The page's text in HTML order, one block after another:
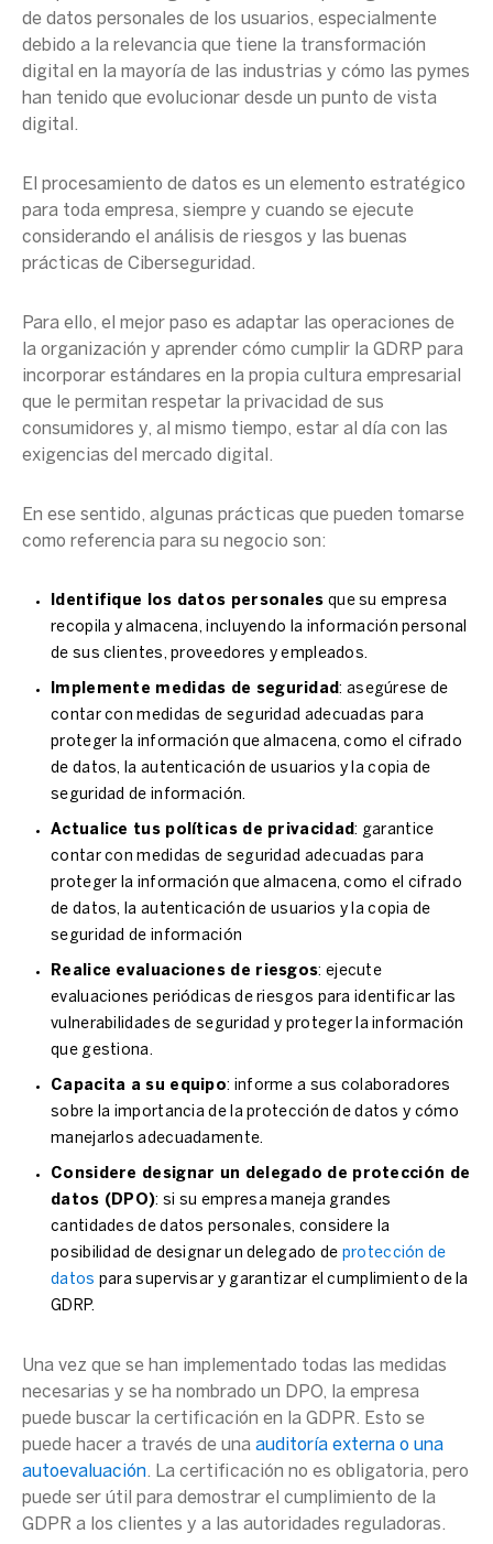
de datos personales de los usuarios, especialmente
debido a la relevancia que tiene la transformación
digital en la mayoría de las industrias y cómo las pymes
han tenido que evolucionar desde un punto de vista
digital.
El procesamiento de datos es un elemento estratégico
para toda empresa, siempre y cuando se ejecute
considerando el análisis de riesgos y las buenas
prácticas de Ciberseguridad .
Para ello, el mejor paso es adaptar las operaciones de
la organización y aprender cómo cumplir la GDRP para
incorporar estándares en la propia cultura empresarial
que le permitan respetar la privacidad de sus
consumidores y, al mismo tiempo, estar al día con las
exigencias del mercado digital.
En ese sentido, algunas prácticas que pueden tomarse
como referencia para su negocio son:
Identifique los datos personales que su empresa
recopila y almacena, incluyendo la información personal
de sus clientes, proveedores y empleados.
Implemente medidas de seguridad: asegúrese de
contar conmedidas de seguridad adecuadas para
proteger la información que almacena, como el cifrado
de datos, la autenticación de usuarios y la copia de
seguridad de información.
Actualice tus políticas de privacidad: garantice
contar conmedidas de seguridad adecuadas para
proteger la información que almacena, como el cifrado
de datos, la autenticación de usuarios y la copia de
seguridad de información
Realice evaluaciones de riesgos: ejecute
evaluaciones periódicas de riesgos para identificar las
vulnerabilidades de seguridad y proteger la información
que gestiona.
Capacita a su equipo: informe a sus colaboradores
sobre la importancia de la protección de datos y cómo
manejarlos adecuadamente.
Considere designar un delegado de protección de
datos (DPO): si su empresa maneja grandes
cantidades dedatos personales, considere la
posibilidad de designar undelegado de protección de
datos para supervisar y garantizar el cumplimiento de la
GDRP.
Una vez que se han implementado todas las medidas
necesarias y se ha nombrado un DPO, la empresa
puede buscar la certificación en la GDPR. Esto se
puede hacer a través de una auditoría externa o una
autoevaluación. La certificación no es obligatoria, pero
puede ser útil para demostrar el cumplimiento de la
GDPR a los clientes y a las autoridades reguladoras.